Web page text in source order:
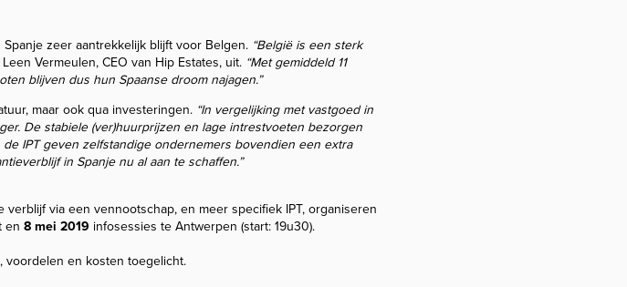
zeer aantrekkelijk blijft voor Belgen. “België is een sterk
Vermeulen, CEO van Hip Estates, uit. “Met gemiddeld 11
blijven dus hun Spaanse droom najagen.”
maar ook qua investeringen. “In vergelijking met vastgoed in
De stabiele (ver)huurprijzen en lage intrestvoeten bezorgen
IPT geven zelfstandige ondernemers bovendien een extra
in Spanje nu al aan te schaffen.”
via een vennootschap, en meer specifiek IPT, organiseren
en 8 mei 2019 infosessies te Antwerpen (start: 19u30).
voordelen en kosten toegelicht.